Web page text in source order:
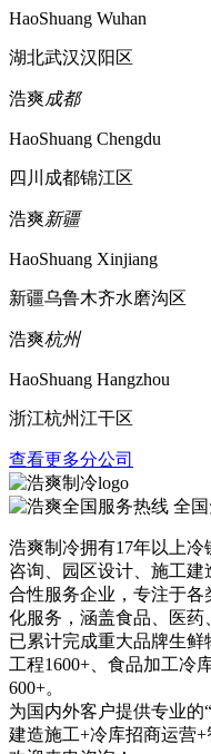
HaoShuang Wuhan
湖北武汉汉阳区
浩爽成都
HaoShuang Chengdu
四川成都锦江区
浩爽新疆
HaoShuang Xinjiang
新疆乌鲁木齐水磨沟区
浩爽杭州
HaoShuang Hangzhou
浙江杭州江干区
查看更多分公司
全国
浩爽制冷拥有17年以上
咨询、园区设计、施工
合性服务企业，专注于各
化服务，涵盖食品、医药
已累计完成重大品牌生鲜
工程1600+、食品加工冷
600+。
为国内外客户提供专业
建造施工+冷库招商运营+